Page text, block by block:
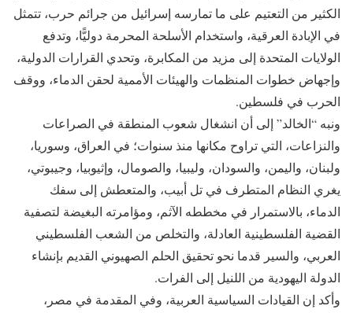
الكثير من التعتيم على ما تمارسه إسرائيل من جرائم حرب، تتمثل
في الإبادة العرقية، واستخدام الأسلحة المحرمة دوليًّا، وتدفع
الولايات المتحدة إلى مزيد من المكابرة، وتحدي القرارات الدولية،
وإجهاض خطوات المنظمات والهيئات الأممية لحقن الدماء، ووقف
الحرب في فلسطين.
ونبه “الخالد” إلى أن انشغال شعوب المنطقة في الصراعات
والنزاعات، التي تراوح مكانها منذ سنوات؛ في العراق، وسوريا،
ولبنان، واليمن، والسودان، وليبيا، والصومال، وإثيوبيا، وجيبوتي،
يغري النظام المتطرف في تل أبيب، والمتعطش إلى سفك
الدماء، بالاستمرار في مخططه الآثم، ومؤامرته البغيضة لتصفية
القضية الفلسطينية العادلة، والتخلص من الشعب الفلسطيني
العربي، والسير قدما نحو تحقيق الحلم الصهيوني القديم بإنشاء
الدولة اليهودية من اللنيل إلى الفرات.
وأكد إن القيادات السياسية العربية، وفي المقدمة في مصر،